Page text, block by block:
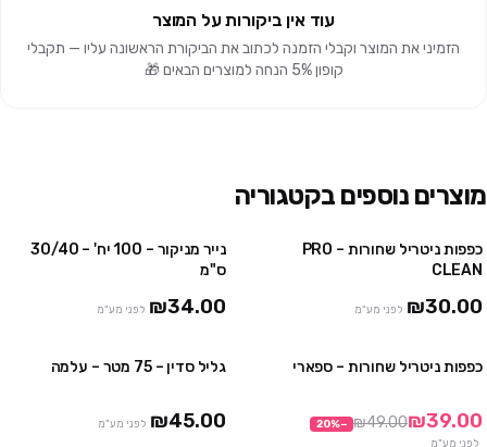
עוד אין ביקורות על המוצר
הזמיני את המוצר וקבלי הזמנה לכתוב את הביקורת הראשונה עליו — תקבלי
קופון 5% הנחה למוצרים הבאים 🎁
מוצרים נוספים בקטגוריה
כפפות ניטריל שחורות – PRO
CLEAN
₪30.00 לפני מע"מ
נייר מניקור – 100 יח' – 30/40
ס"מ
₪34.00 לפני מע"מ
כפפות ניטריל שחורות – ספארי
₪39.00
₪49.00
−
20%
לפני מע"מ
גליל סדין – 75 מטר – עלמה
₪45.00 לפני מע"מ